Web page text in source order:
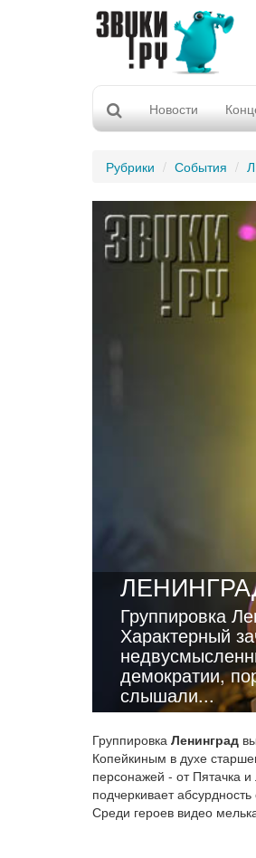
Новости
Рубрики События
Группировка
Характерный
демократии,
слышали...
Группировка Ленинград
Копейкиным в духе
персонажей - от Пятачка
подчеркивает
Среди героев видео